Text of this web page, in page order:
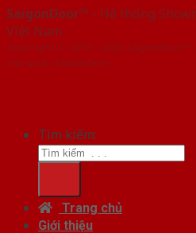
SaigonDoor™ - Hệ thống
Việt Nam
Copyright ⓒ 2016 – 2026
chủ quản SaigonDoor
Tìm kiếm:
Trang chủ
Giới thiệu